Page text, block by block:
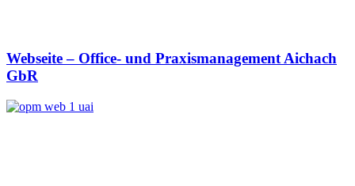
Webseite – Office- und Praxismanagement Aichach
GbR